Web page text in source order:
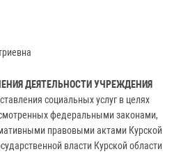
ДЕЯТЕЛЬНОСТИ УЧРЕЖДЕНИЯ
социальных услуг в целях
федеральными законами,
правовыми актами Курской
власти Курской области